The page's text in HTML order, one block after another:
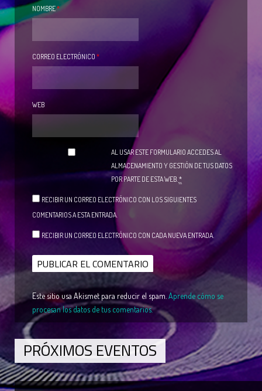
NOMBRE*
CORREO ELECTRÓNICO *
WEB
AL USAR ESTE FORMULARIO ACCEDES AL
ALMACENAMIENTO Y GESTIÓN DE TUS DATOS
POR PARTE DE ESTA WEB.*
RECIBIR UN CORREO ELECTRÓNICO CON LOS SIGUIENTES
COMENTARIOS A ESTA ENTRADA.
RECIBIR UN CORREO ELECTRÓNICO CON CADA NUEVA ENTRADA.
Este sitio usa Akismet para reducir el spam. Aprende cómo se
procesan los datos de tus comentarios.
PRÓXIMOS EVENTOS